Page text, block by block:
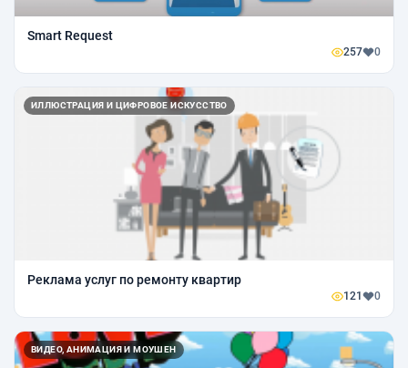
Smart Request
257 0
ИЛЛЮСТРАЦИЯ И ЦИФРОВОЕ ИСКУССТВО
Реклама услуг по ремонту квартир
121 0
ВИДЕО, АНИМАЦИЯ И МОУШЕН